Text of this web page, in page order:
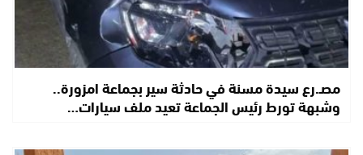
مصـ.رع سيدة مسنة في حادثة سير بجماعة امزورة..
وشبهة تورط رئيس الجماعة تعيد ملف سيارات…